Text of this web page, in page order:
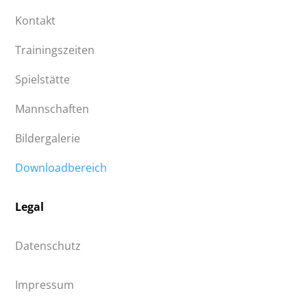
Kontakt
Trainingszeiten
Spielstätte
Mannschaften
Bildergalerie
Downloadbereich
Legal
Datenschutz
Impressum